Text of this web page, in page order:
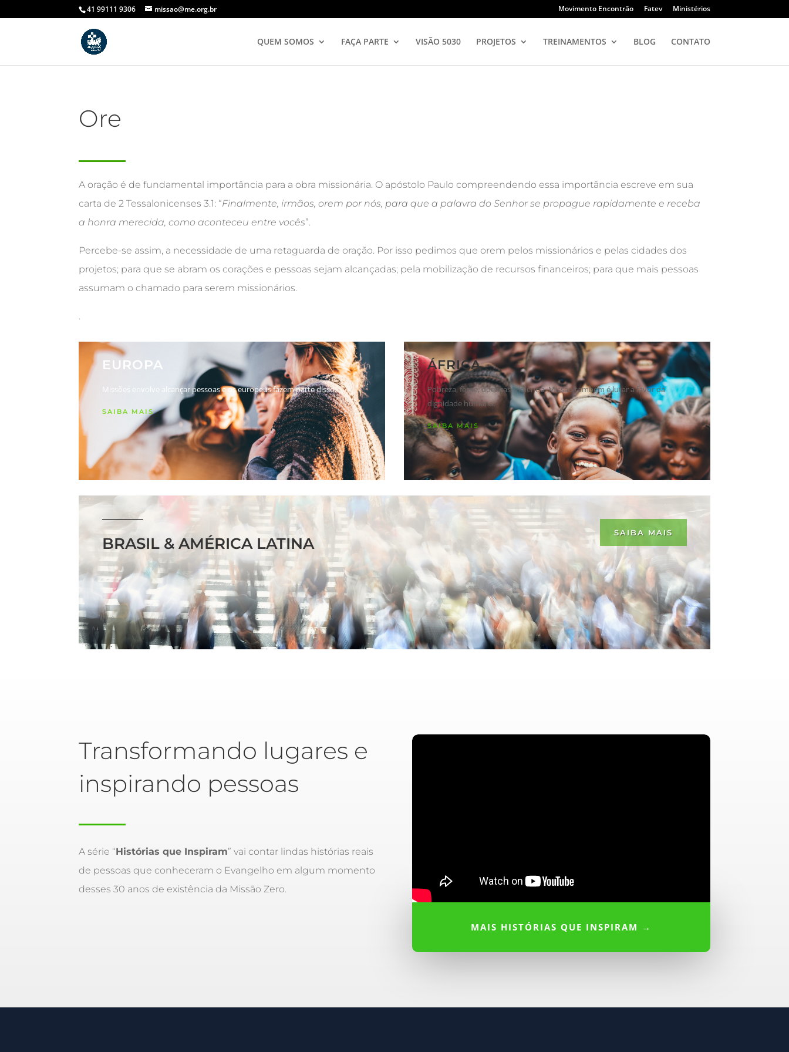
41 99111 9306 missao@me.org.br Movimento Encontrão Fatev Ministérios
QUEM SOMOS FAÇA PARTE VISÃO 5030 PROJETOS TREINAMENTOS BLOG CONTATO
Ore
A oração é de fundamental importância para a obra missionária. O apóstolo Paulo compreendendo essa importância escreve em sua
carta de 2 Tessalonicenses 3.1: “Finalmente, irmãos, orem por nós, para que a palavra do Senhor se propague rapidamente e receba
a honra merecida, como aconteceu entre vocês”.
Percebe-se assim, a necessidade de uma retaguarda de oração. Por isso pedimos que orem pelos missionários e pelas cidades dos
projetos; para que se abram os corações e pessoas sejam alcançadas; pela mobilização de recursos financeiros; para que mais pessoas
assumam o chamado para serem missionários.
.
EUROPA
Missões envolve alcançar pessoas e os europeus fazem parte disso.
SAIBA MAIS
ÁFRICA
Pobreza, fome, doenças, violência. Missão também é lutar a favor da
dignidade humana.
SAIBA MAIS
BRASIL & AMÉRICA LATINA
SAIBA MAIS
Transformando lugares e
inspirando pessoas
A série “Histórias que Inspiram” vai contar lindas histórias reais
de pessoas que conheceram o Evangelho em algum momento
desses 30 anos de existência da Missão Zero.
MAIS HISTÓRIAS QUE INSPIRAM →